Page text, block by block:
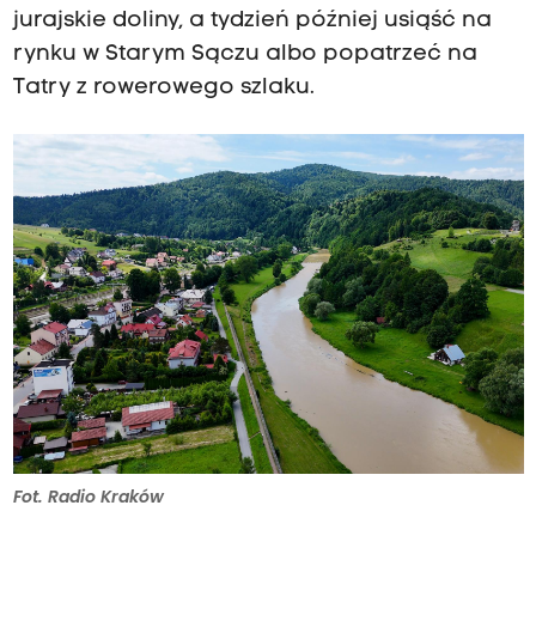
jurajskie doliny, a tydzień później usiąść na
rynku w Starym Sączu albo popatrzeć na
Tatry z rowerowego szlaku.
Fot. Radio Kraków